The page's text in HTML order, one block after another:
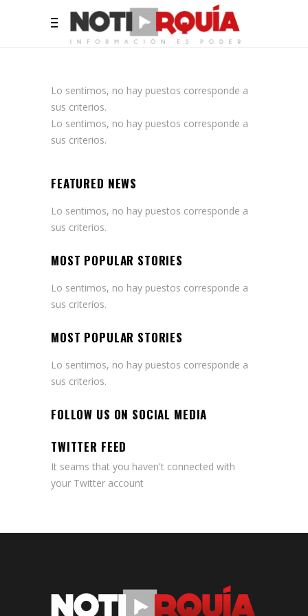
Lo sentimos, no hay puestos corresponde a
sus criterios.
Lo sentimos, no hay puestos corresponde a
sus criterios.
FEATURED NEWS
Lo sentimos, no hay puestos corresponde a
sus criterios.
MOST POPULAR STORIES
Lo sentimos, no hay puestos corresponde a
sus criterios.
MOST POPULAR STORIES
Lo sentimos, no hay puestos corresponde a
sus criterios.
FOLLOW US ON SOCIAL MEDIA
TWITTER FEED
It seams that you haven't connected with
your Twitter account